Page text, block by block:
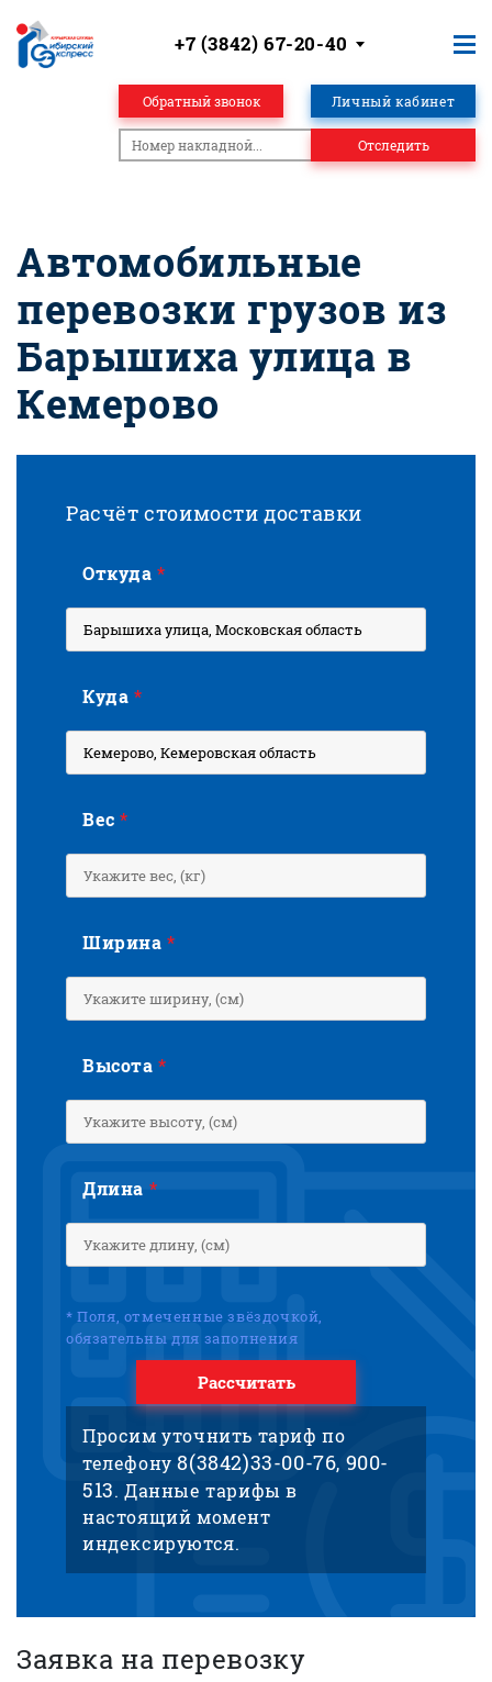
+7 (3842) 67-20-40
Обратный звонок Личный кабинет
Отследить
Автомобильные
перевозки грузов из
Барышиха улица в
Кемерово
Расчёт стоимости доставки
Откуда*
Куда *
Вес*
Ширина*
Высота*
Длина *
* Поля, отмеченные звёздочкой,
обязательны для заполнения
Рассчитать
Просим уточнить тариф по
телефону8(3842)33-00-76, 900-
513. Данные тарифы в
настоящий момент
индексируются.
Заявка на перевозку